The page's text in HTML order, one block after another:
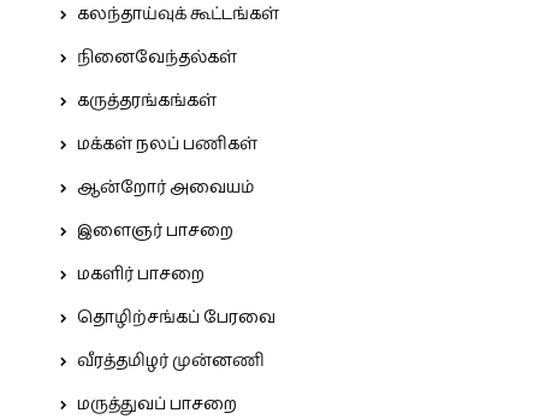
கலந்தாய்வுக் கூட்டங்கள்
நினைவேந்தல்கள்
கருத்தரங்கங்கள்
மக்கள் நலப் பணிகள்
ஆன்றோர் அவையம்
இளைஞர் பாசறை
மகளிர் பாசறை
தொழிற்சங்கப் பேரவை
வீரத்தமிழர் முன்னணி
மருத்துவப் பாசறை